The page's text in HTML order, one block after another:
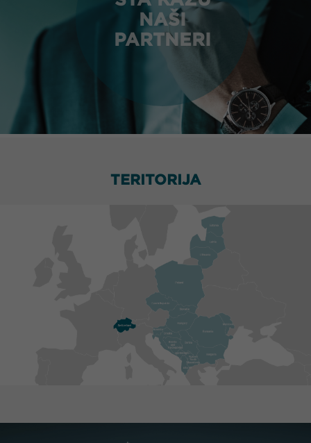
NAŠI
PARTNERI
TERITORIJA